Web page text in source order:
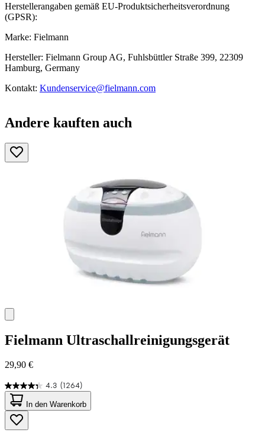
Herstellerangaben gemäß EU-Produktsicherheitsverordnung
(GPSR):
Marke: Fielmann
Hersteller: Fielmann Group AG, Fuhlsbüttler Straße 399, 22309
Hamburg, Germany
Kontakt: Kundenservice@fielmann.com
Andere kauften auch
Fielmann Ultraschallreinigungsgerät
29,90 €
4.3 (1264)
4.3
von
5
Sternen.
1264
In den Warenkorb